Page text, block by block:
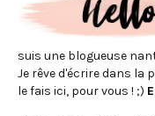
suis une blogueuse
Je rêve d'écrire dans la
le fais ici, pour vous ! ;)